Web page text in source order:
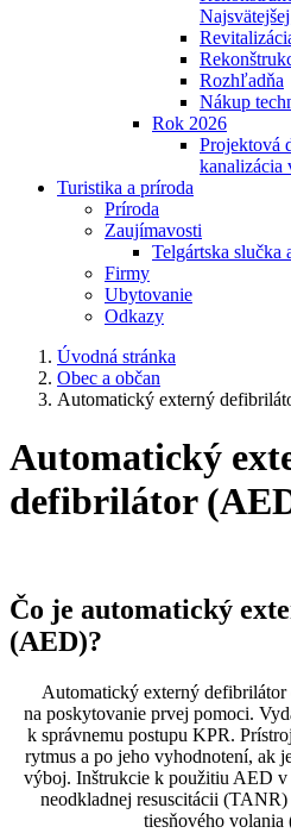
Rozhľadňa
Nákup
Rok 2026
Projektová
kanalizácia
Turistika a príroda
Príroda
Zaujímavosti
Telgártska slučka
Firmy
Ubytovanie
Odkazy
Úvodná stránka
Obec a občan
Automatický externý
Automatický
defibrilátor
Čo je automatický
(AED)?
Automatický externý
na poskytovanie prvej pomoci.
k správnemu postupu KPR.
rytmus a po jeho vyhodnotení, ak
výboj. Inštrukcie k použitiu AED v
neodkladnej resuscitácii
tiesňového